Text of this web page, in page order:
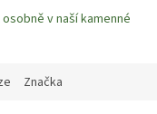
v naší kamenné
Značka